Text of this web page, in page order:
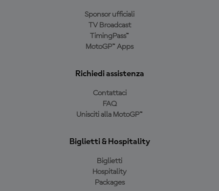
Sponsor ufficiali
TV Broadcast
TimingPass™
MotoGP™ Apps
Richiedi assistenza
Contattaci
FAQ
Unisciti alla MotoGP™
Biglietti & Hospitality
Biglietti
Hospitality
Packages